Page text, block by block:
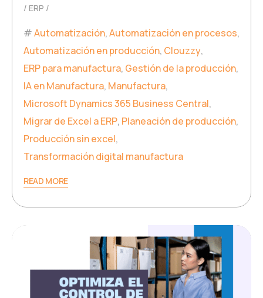
ERP
Automatización,Automatización en procesos,
Automatización en producción, Clouzzy,
ERP para manufactura, Gestión de la producción,
IA en Manufactura, Manufactura,
Microsoft Dynamics 365 Business Central,
Migrar de Excel a ERP, Planeación de producción,
Producción sin excel,
Transformación digital manufactura
READ MORE